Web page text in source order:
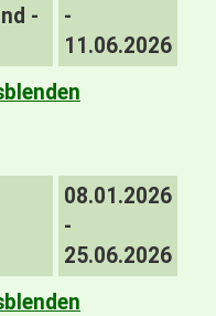
-
-
11.06.2026
08.01.2026
-
25.06.2026